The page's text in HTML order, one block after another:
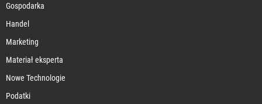
Gospodarka
Handel
Marketing
Materiał eksperta
Nowe Technologie
Podatki